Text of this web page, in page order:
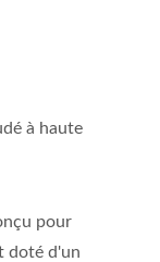
à haute
pour
doté d'un